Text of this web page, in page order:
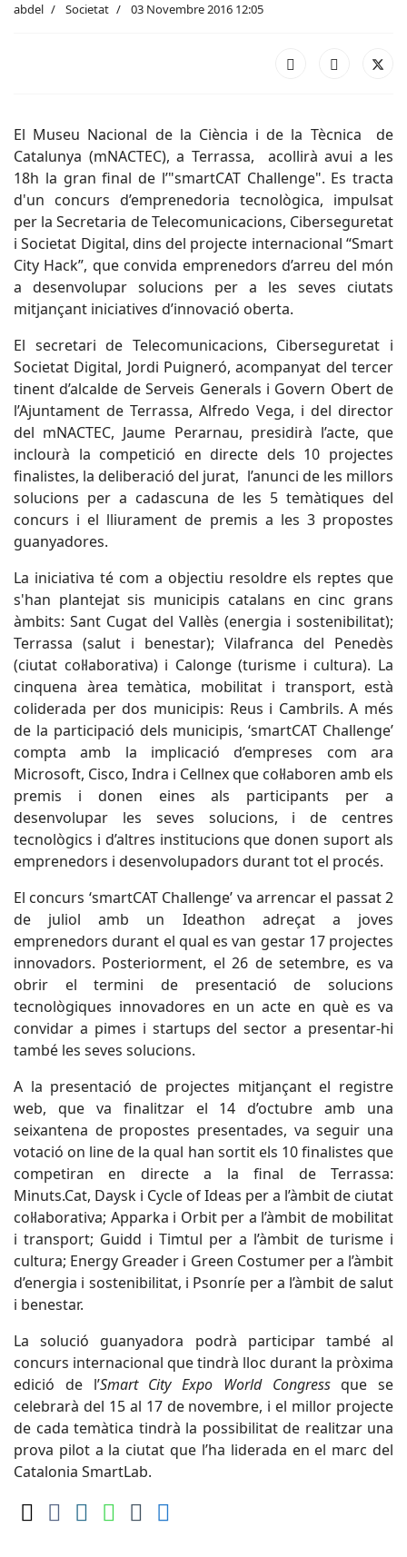
abdel Societat 03 Novembre 2016 12:05
El Museu Nacional de la Ciència i de la Tècnica de
Catalunya (mNACTEC), a Terrassa, acollirà avui a les
18h la gran final de l’"smartCAT Challenge". Es tracta
d'un concurs d’emprenedoria tecnològica, impulsat
per la Secretaria de Telecomunicacions, Ciberseguretat
i Societat Digital, dins del projecte internacional “Smart
City Hack”, que convida emprenedors d’arreu del món
a desenvolupar solucions per a les seves ciutats
mitjançant iniciatives d’innovació oberta.
El secretari de Telecomunicacions, Ciberseguretat i
Societat Digital, Jordi Puigneró, acompanyat del tercer
tinent d’alcalde de Serveis Generals i Govern Obert de
l’Ajuntament de Terrassa, Alfredo Vega, i del director
del mNACTEC, Jaume Perarnau, presidirà l’acte, que
inclourà la competició en directe dels 10 projectes
finalistes, la deliberació del jurat, l’anunci de les millors
solucions per a cadascuna de les 5 temàtiques del
concurs i el lliurament de premis a les 3 propostes
guanyadores.
La iniciativa té com a objectiu resoldre els reptes que
s'han plantejat sis municipis catalans en cinc grans
àmbits: Sant Cugat del Vallès (energia i sostenibilitat);
Terrassa (salut i benestar); Vilafranca del Penedès
(ciutat col·laborativa) i Calonge (turisme i cultura). La
cinquena àrea temàtica, mobilitat i transport, està
coliderada per dos municipis: Reus i Cambrils. A més
de la participació dels municipis, ‘smartCAT Challenge’
compta amb la implicació d’empreses com ara
Microsoft, Cisco, Indra i Cellnex que col·laboren amb els
premis i donen eines als participants per a
desenvolupar les seves solucions, i de centres
tecnològics i d’altres institucions que donen suport als
emprenedors i desenvolupadors durant tot el procés.
El concurs ‘smartCAT Challenge’ va arrencar el passat 2
de juliol amb un Ideathon adreçat a joves
emprenedors durant el qual es van gestar 17 projectes
innovadors. Posteriorment, el 26 de setembre, es va
obrir el termini de presentació de solucions
tecnològiques innovadores en un acte en què es va
convidar a pimes i startups del sector a presentar-hi
també les seves solucions.
A la presentació de projectes mitjançant el registre
web, que va finalitzar el 14 d’octubre amb una
seixantena de propostes presentades, va seguir una
votació on line de la qual han sortit els 10 finalistes que
competiran en directe a la final de Terrassa:
Minuts.Cat, Daysk i Cycle of Ideas per a l’àmbit de ciutat
col·laborativa; Apparka i Orbit per a l’àmbit de mobilitat
i transport; Guidd i Timtul per a l’àmbit de turisme i
cultura; Energy Greader i Green Costumer per a l’àmbit
d’energia i sostenibilitat, i Psonríe per a l’àmbit de salut
i benestar.
La solució guanyadora podrà participar també al
concurs internacional que tindrà lloc durant la pròxima
edició de l’Smart City Expo World Congressque se
celebrarà del 15 al 17 de novembre, i el millor projecte
de cada temàtica tindrà la possibilitat de realitzar una
prova pilot a la ciutat que l’ha liderada en el marc del
Catalonia SmartLab.